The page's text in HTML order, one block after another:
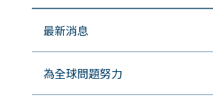
最新消息
為全球問題努力